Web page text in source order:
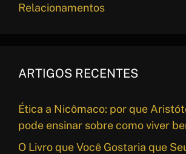
Relacionamentos
ARTIGOS RECENTES
Ética a Nicômaco: por que
pode ensinar sobre como viver
O Livro que Você Gostaria que